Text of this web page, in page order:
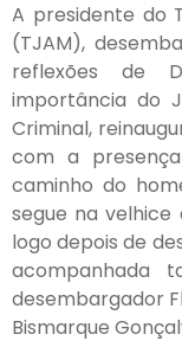
A presidente do
(TJAM),
reflexões de
importância do
Criminal,
com a
caminho do
segue na velhice
logo depois de
acompanhada
desembargador
Bismarque